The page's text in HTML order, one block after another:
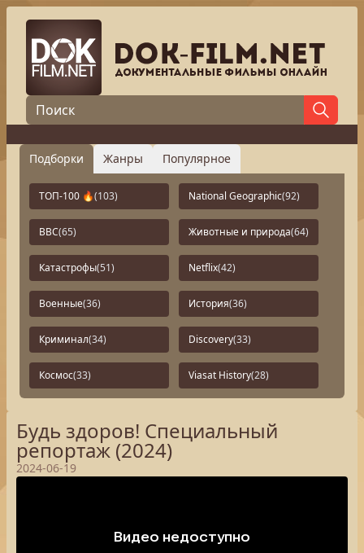
Подборки Жанры Популярное
ТОП-100 🔥(103) National Geographic(92)
BBC(65) Животные и природа(64)
Катастрофы(51) Netflix(42)
Военные(36) История(36)
Криминал(34) Discovery(33)
Космос(33) Viasat History(28)
Будь здоров! Специальный
репортаж (2024)
2024-06-19